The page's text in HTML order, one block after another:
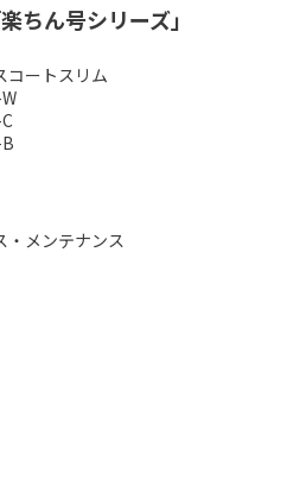
ちん号シリーズ」
ートスリム
メンテナンス